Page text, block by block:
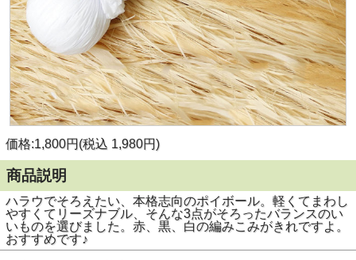
価格:1,800円(税込 1,980円)
商品説明
ハラウでそろえたい、本格志向のポイボール。軽くてまわし
やすくてリーズナブル、そんな3点がそろったバランスのい
いものを選びました。赤、黒、白の編みこみがきれですよ。
おすすめです♪